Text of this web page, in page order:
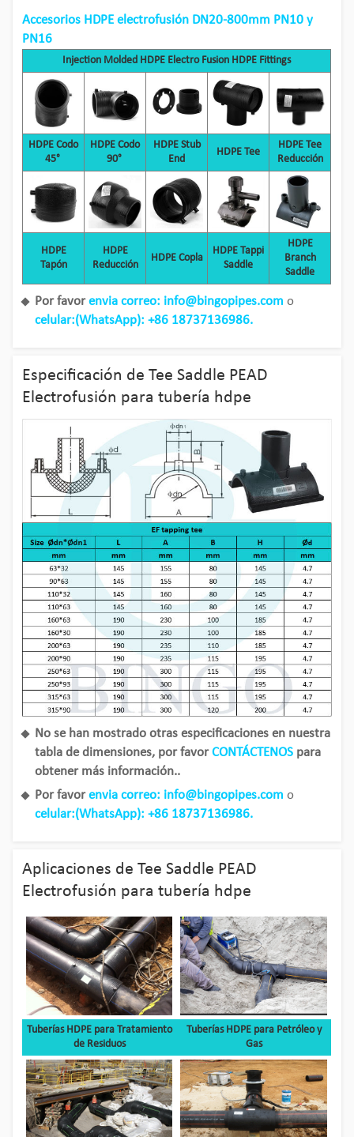
Accesorios HDPE electrofusión DN20-800mm PN10 y
PN16
Injection Molded HDPE Electro Fusion HDPE Fittings
HDPE Codo
45°
HDPE Codo
90°
HDPE Stub
End
HDPE Tee
HDPE Tee
Reducción
HDPE
Tapón
HDPE
Reducción
HDPE Copla
HDPE Tappi
Saddle
HDPE
Branch
Saddle
Por favorenvia correo: info@bingopipes.com o
celular:(WhatsApp): +86 18737136986.
Especificación de Tee Saddle PEAD
Electrofusión para tubería hdpe
No se han mostrado otras especificaciones en nuestra
tabla de dimensiones, por favorCONTÁCTENOS para
obtener más información..
Por favorenvia correo: info@bingopipes.com o
celular:(WhatsApp): +86 18737136986.
Aplicaciones de Tee Saddle PEAD
Electrofusión para tubería hdpe
Tuberías HDPE para Tratamiento
de Residuos
Tuberías HDPE para Petróleo y
Gas